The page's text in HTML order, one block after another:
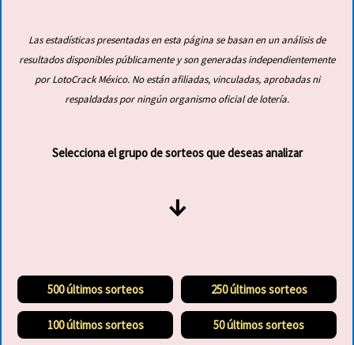
Las estadísticas presentadas en esta página se basan en un análisis de
resultados disponibles públicamente y son generadas independientemente
por LotoCrackMéxico. No están afiliadas, vinculadas, aprobadas ni
respaldadas por ningún organismo oficial de lotería.
Selecciona el grupo de sorteos que deseas analizar
↓
500 últimos sorteos 250 últimos sorteos
100 últimos sorteos 50 últimos sorteos